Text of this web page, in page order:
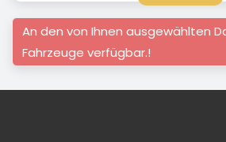
An den von Ihnen ausgewählten
Fahrzeuge verfügbar.!